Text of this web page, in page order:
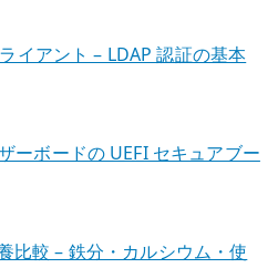
イアント – LDAP 認証の基本
ーボードの UEFI セキュアブー
比較 – 鉄分・カルシウム・使